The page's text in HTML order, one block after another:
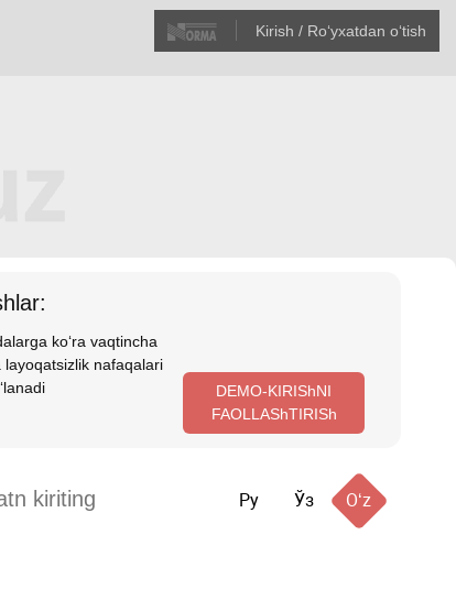
Kirish / Roʻyхatdan oʻtish
koʻra vaqtincha
layoqatsizlik nafaqalari
DEMO-KIRIShNI
FAOLLAShTIRISh
Ру Ўз Oʻz